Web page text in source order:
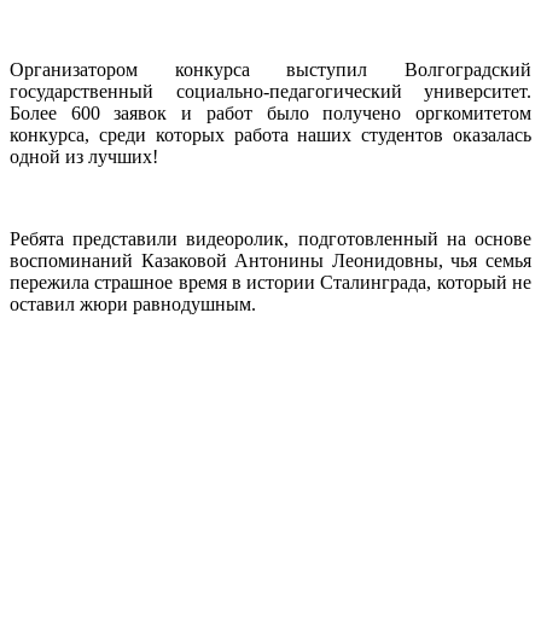
Организатором конкурса выступил Волгоградский
государственный социально-педагогический университет.
Более 600 заявок и работ было получено оргкомитетом
конкурса, среди которых работа наших студентов оказалась
одной из лучших!
Ребята представили видеоролик, подготовленный на основе
воспоминаний Казаковой Антонины Леонидовны, чья семья
пережила страшное время в истории Сталинграда, который не
оставил жюри равнодушным.